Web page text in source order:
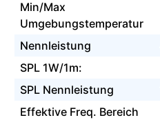
Min/Max
Umgebungstemperatur
Nennleistung
SPL 1W/1m:
SPL Nennleistung
Effektive Freq. Bereich